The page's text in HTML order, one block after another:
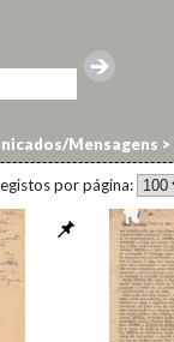
Mensagens >
por página: